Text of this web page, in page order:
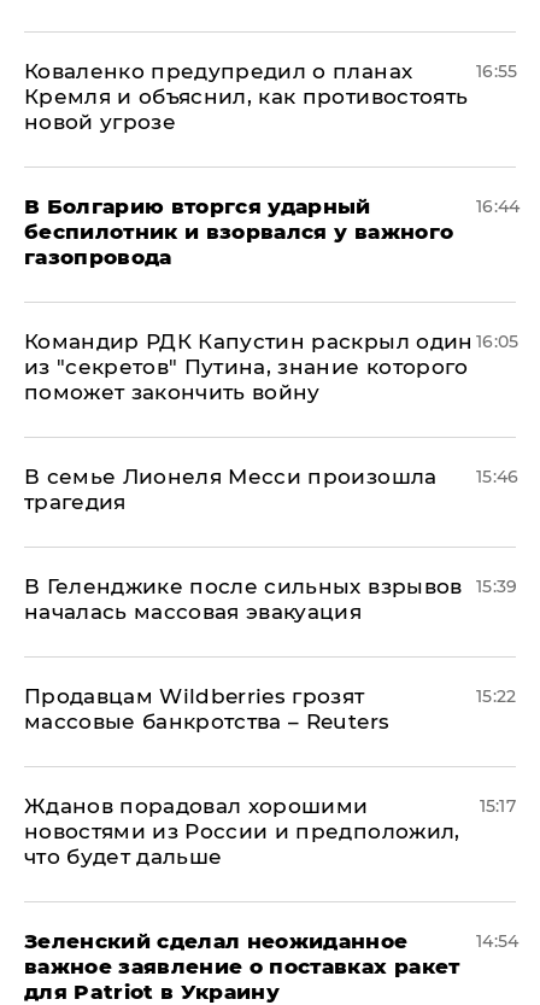
Коваленко предупредил о планах
Кремля и объяснил, как противостоять
новой угрозе
16:55
В Болгарию вторгся ударный
беспилотник и взорвался у важного
газопровода
16:44
Командир РДК Капустин раскрыл один
из "секретов" Путина, знание которого
поможет закончить войну
16:05
В семье Лионеля Месси произошла
трагедия
15:46
В Геленджике после сильных взрывов
началась массовая эвакуация
15:39
Продавцам Wildberries грозят
массовые банкротства – Reuters
15:22
Жданов порадовал хорошими
новостями из России и предположил,
что будет дальше
15:17
Зеленский сделал неожиданное
важное заявление о поставках ракет
для Patriot в Украину
14:54